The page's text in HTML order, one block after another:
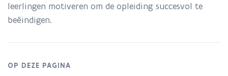
leerlingen motiveren om de opleiding succesvol te
beëindigen.
OP DEZE PAGINA